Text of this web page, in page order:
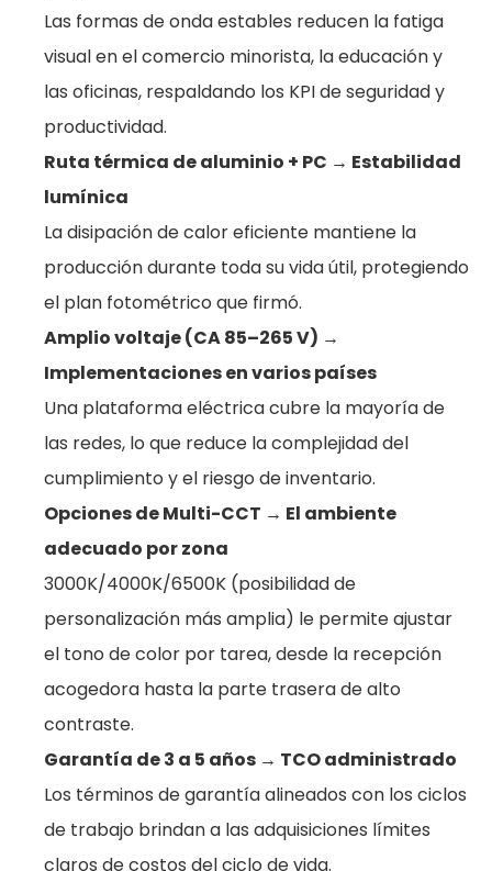
Las formas de onda estables reducen la fatiga
visual en el comercio minorista, la educación y
las oficinas, respaldando los KPI de seguridad y
productividad.
Ruta térmica de aluminio + PC → Estabilidad
lumínica
La disipación de calor eficiente mantiene la
producción durante toda su vida útil, protegiendo
el plan fotométrico que firmó.
Amplio voltaje (CA 85–265 V) →
Implementaciones en varios países
Una plataforma eléctrica cubre la mayoría de
las redes, lo que reduce la complejidad del
cumplimiento y el riesgo de inventario.
Opciones de Multi-CCT → El ambiente
adecuado por zona
3000K/4000K/6500K (posibilidad de
personalización más amplia) le permite ajustar
el tono de color por tarea, desde la recepción
acogedora hasta la parte trasera de alto
contraste.
Garantía de 3 a 5 años → TCO administrado
Los términos de garantía alineados con los ciclos
de trabajo brindan a las adquisiciones límites
claros de costos del ciclo de vida.